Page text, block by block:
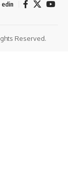
Reserved.